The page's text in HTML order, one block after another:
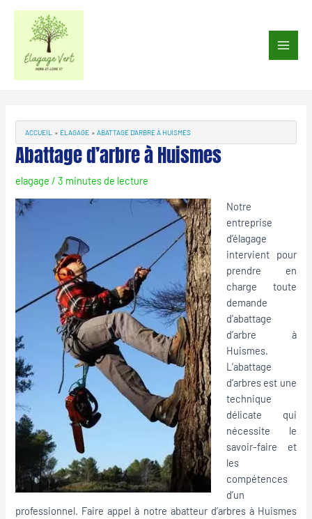
Aller
contenu
Main
ACCUEIL ELAGAGE ABATTAGE D’ARBRE À HUISMES
Abattage d’arbre à Huismes
elagage /3 minutes de lecture
Notre
entreprise
d’élagage
intervient pour
prendre en
charge toute
demande
d’abattage
d’arbre à
Huismes.
L’abattage
d’arbres est une
technique
délicate qui
nécessite le
savoir-faire et
les
compétences
d’un
professionnel. Faire appel à notre abatteur d’arbres à Huismes
articles